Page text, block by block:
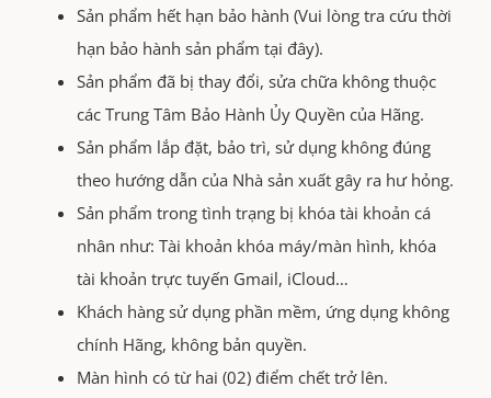
Sản phẩm hết hạn bảo hành (Vui lòng tra cứu thời
hạn bảo hành sản phẩm tại đây).
Sản phẩm đã bị thay đổi, sửa chữa không thuộc
các Trung Tâm Bảo Hành Ủy Quyền của Hãng.
Sản phẩm lắp đặt, bảo trì, sử dụng không đúng
theo hướng dẫn của Nhà sản xuất gây ra hư hỏng.
Sản phẩm trong tình trạng bị khóa tài khoản cá
nhân như: Tài khoản khóa máy/màn hình, khóa
tài khoản trực tuyến Gmail, iCloud…
Khách hàng sử dụng phần mềm, ứng dụng không
chính Hãng, không bản quyền.
Màn hình có từ hai (02) điểm chết trở lên.